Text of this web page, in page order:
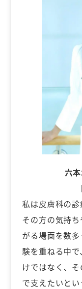
六
私は皮膚科の
その方の気持
がる場面を数
験を重ねる中
けではなく、
で支えたいと